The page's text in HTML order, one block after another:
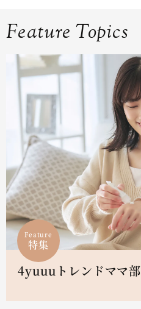
Feature Topics
Feature
特集
4yuuuトレンドママ部